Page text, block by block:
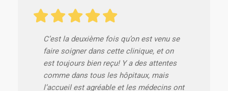
C’est la deuxième fois qu’on est venu se
faire soigner dans cette clinique, et on
est toujours bien reçu! Y a des attentes
comme dans tous les hôpitaux, mais
l’accueil est agréable et les médecins ont